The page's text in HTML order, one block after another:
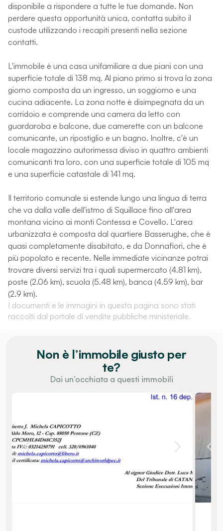
disponibile a rispondere a tutte le tue domande. Non
perdere questa opportunità unica, contatta subito il
custode utilizzando i recapiti presenti nella sezione
contatti.
L'immobile è una casa unifamiliare a due piani con una
superficie totale di 138 mq. Al piano primo si trova la zona
giorno composta da un ingresso, un soggiorno e una
cucina adiacente. La zona notte è disimpegnata da un
corridoio e comprende una camera da letto con
guardaroba e balcone, due camerette con un balcone
comunicante, un ripostiglio e un bagno. Inoltre, c'è un
locale magazzino autorimessa diviso in quattro ambienti
comunicanti tra loro, con una superficie totale di 105 mq
e una superficie catastale di 141 mq.
Il territorio comunale si estende lungo una lingua di terra
che va dalla valle dell'istmo di Squillace fino all'area
montana vicino ai monti Contessa e Covello. L'area
urbanizzata è composta dal quartiere Basserughe, che è
quasi completamente disabitato, e da Donnafiori, che è
più popolato e recente. Nelle immediate vicinanze potrai
trovare diversi servizi tra i quali supermercato (4.81 km),
poste (2.06 km), scuola (5.48 km), banca (4.59 km), bar
(2.9 km).
I documenti e le immagini in questa pagina sono stati
raccolti dal portale di vendite pubbliche ministeriale.
Non è l’immobile giusto per
te?
Dai un’occhiata a questi immobili